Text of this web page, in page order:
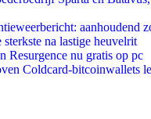
aanhoudend
na lastige heuvelrit
Resurgence nu gratis op pc
Coldcard-bitcoinwallets